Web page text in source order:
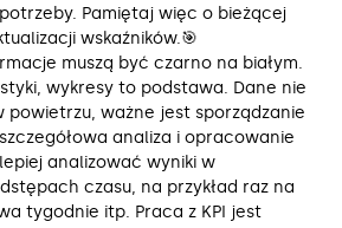
Pamiętaj więc o bieżącej
wskaźników.🎯
muszą być czarno na białym.
wykresy to podstawa. Dane nie
powietrzu, ważne jest sporządzanie
analiza i opracowanie
analizować wyniki w
czasu, na przykład raz na
tygodnie itp. Praca z KPI jest